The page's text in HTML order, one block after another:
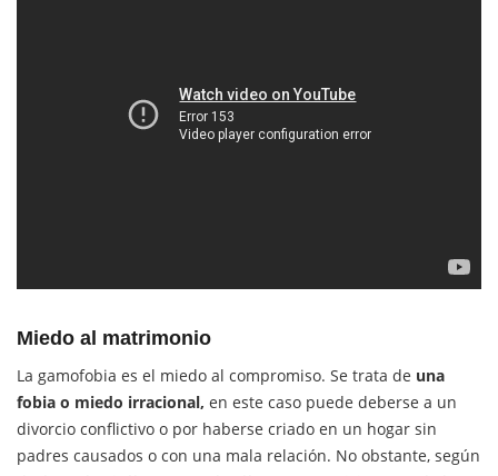
Miedo al matrimonio
La gamofobia es el miedo al compromiso. Se trata de una
fobia o miedo irracional, en este caso puede deberse a un
divorcio conflictivo o por haberse criado en un hogar sin
padres causados o con una mala relación. No obstante, según